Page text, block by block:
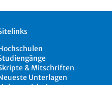
& Mitschriften
Unterlagen